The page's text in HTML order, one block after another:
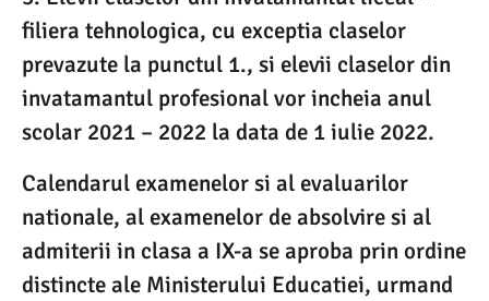
filiera tehnologica, cu exceptia claselor
prevazute la punctul 1., si elevii claselor din
invatamantul profesional vor incheia anul
scolar 2021 – 2022 la data de 1 iulie 2022.
Calendarul examenelor si al evaluarilor
nationale, al examenelor de absolvire si al
admiterii in clasa a IX-a se aproba prin ordine
distincte ale Ministerului Educatiei, urmand